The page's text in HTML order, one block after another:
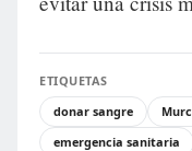
ETIQUETAS
donar sangre
emergencia sanitaria